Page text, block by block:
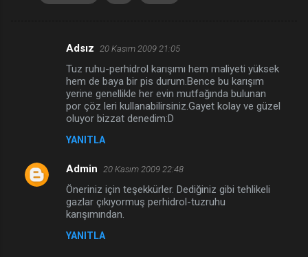
a
Adsız 20 Kasım 2009 21:05
Tuz ruhu-perhidrol karışımı hem maliyeti yüksek
hem de baya bir pis durum.Bence bu karışım
yerine genellikle her evin mutfağında bulunan
por çöz leri kullanabilirsiniz.Gayet kolay ve güzel
oluyor bizzat denedim:D
YANITLA
Admin 20 Kasım 2009 22:48
Öneriniz için teşekkürler. Dediğiniz gibi tehlikeli
gazlar çıkıyormuş perhidrol-tuzruhu
karışımından.
YANITLA